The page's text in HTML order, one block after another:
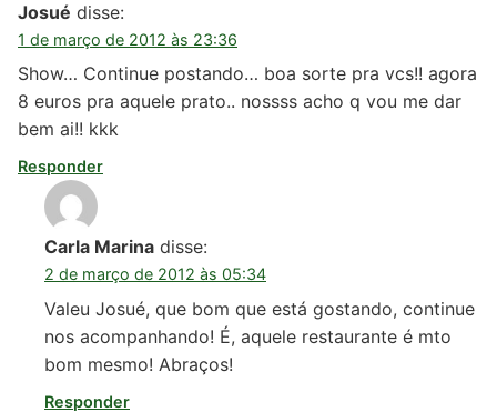
Josué disse:
1 de março de 2012 às 23:36
Show… Continue postando… boa sorte pra vcs!! agora
8 euros pra aquele prato.. nossss acho q vou me dar
bem ai!! kkk
Responder
Carla Marina disse:
2 de março de 2012 às 05:34
Valeu Josué, que bom que está gostando, continue
nos acompanhando! É, aquele restaurante é mto
bom mesmo! Abraços!
Responder